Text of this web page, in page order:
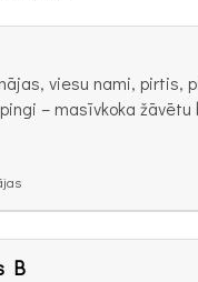
viesu nami, pirtis,
– masīvkoka žāvētu
B